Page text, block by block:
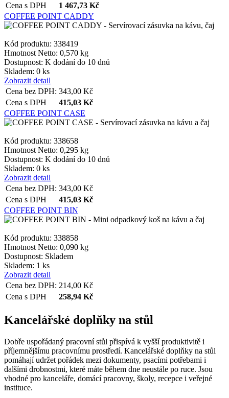
Cena s DPH
1 467,73 Kč
COFFEE POINT CADDY
Kód produktu: 338419
Hmotnost Netto: 0,570 kg
Dostupnost: K dodání do 10 dnů
Skladem: 0 ks
Zobrazit detail
Cena bez DPH: 343,00 Kč
Cena s DPH
415,03 Kč
COFFEE POINT CASE
Kód produktu: 338658
Hmotnost Netto: 0,295 kg
Dostupnost: K dodání do 10 dnů
Skladem: 0 ks
Zobrazit detail
Cena bez DPH: 343,00 Kč
Cena s DPH
415,03 Kč
COFFEE POINT BIN
Kód produktu: 338858
Hmotnost Netto: 0,090 kg
Dostupnost: Skladem
Skladem: 1 ks
Zobrazit detail
Cena bez DPH: 214,00 Kč
Cena s DPH
258,94 Kč
Kancelářské doplňky na stůl
Dobře uspořádaný pracovní stůl přispívá k vyšší produktivitě i
příjemnějšímu pracovnímu prostředí. Kancelářské doplňky na stůl
pomáhají udržet pořádek mezi dokumenty, psacími potřebami i
dalšími drobnostmi, které máte během dne neustále po ruce. Jsou
vhodné pro kanceláře, domácí pracovny, školy, recepce i veřejné
instituce.